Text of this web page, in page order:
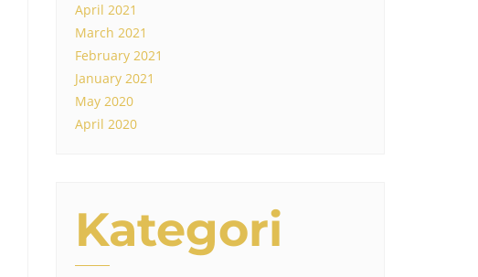
April 2021
March 2021
February 2021
January 2021
May 2020
April 2020
Kategori